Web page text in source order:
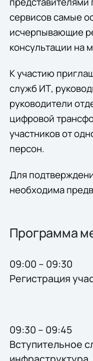
сервисов самые
исчерпывающие
консультации на
К участию
служб ИТ,
руководители
цифровой
участников от
персон.
Для
необходима
Программа
09:00 – 09:30
Регистрация
09:30 – 09:45
Вступительное